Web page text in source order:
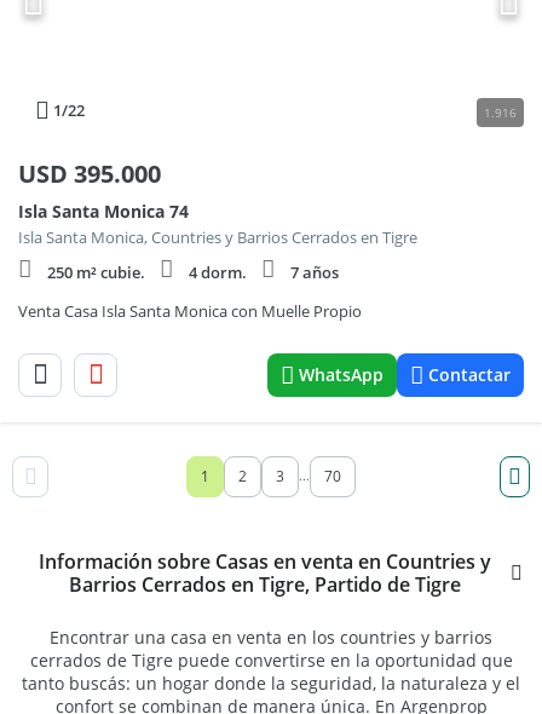
1/22 1.916
USD 395.000
Isla Santa Monica 74
Isla Santa Monica, Countries y Barrios Cerrados en Tigre
250 m² cubie.
4 dorm.
7 años
Venta Casa Isla Santa Monica con Muelle Propio
WhatsApp Contactar
1 2 3 ... 70
Información sobre Casas en venta en Countries y
Barrios Cerrados en Tigre, Partido de Tigre
Encontrar una casa en venta en los countries y barrios
cerrados de Tigre puede convertirse en la oportunidad que
tanto buscás: un hogar donde la seguridad, la naturaleza y el
confort se combinan de manera única. En Argenprop